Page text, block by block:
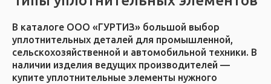
В каталоге ООО «ГУРТИЗ» большой выбор
уплотнительных деталей для промышленной,
сельскохозяйственной и автомобильной техники. В
наличии изделия ведущих производителей —
купите уплотнительные элементы нужного